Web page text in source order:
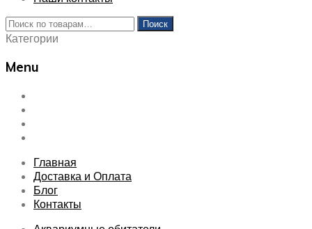
Искать:
Поиск
Категории
Menu
Skip
content
Главная
Доставка и Оплата
Блог
Контакты